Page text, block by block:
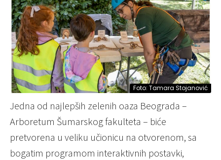
Foto: Tamara Stojanović
Jedna od najlepših zelenih oaza Beograda –
Arboretum Šumarskog fakulteta – biće
pretvorena u veliku učionicu na otvorenom, sa
bogatim programom interaktivnih postavki,